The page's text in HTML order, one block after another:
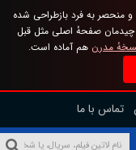
و منحصر به فرد بازطراحی شده
صفحهٔ اصلی مثل قبل
مدرن هم آماده است.
تماس با ما